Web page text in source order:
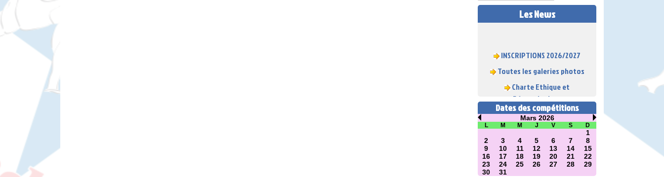
Les News
Déontologique
Dates des compétitions
Mars 2026
L M M J V S D
1
2
3 4 5 6 7
8
9
10 11 12 13 14
15
16
17 18 19 20 21
22
23
24 25 26 27 28
29
30
31